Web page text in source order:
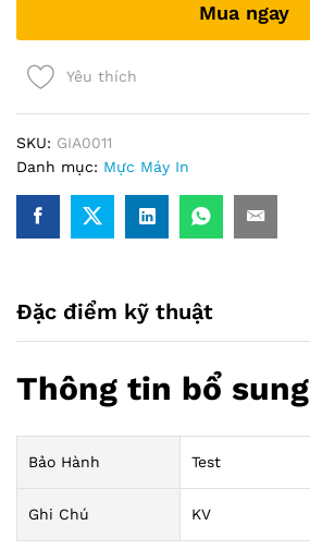
Mua ngay
Yêu thích
SKU: GIA0011
Danh mục: Mực Máy In
Đặc điểm kỹ thuật
Thông tin bổ sung
Bảo Hành Test
Ghi Chú KV